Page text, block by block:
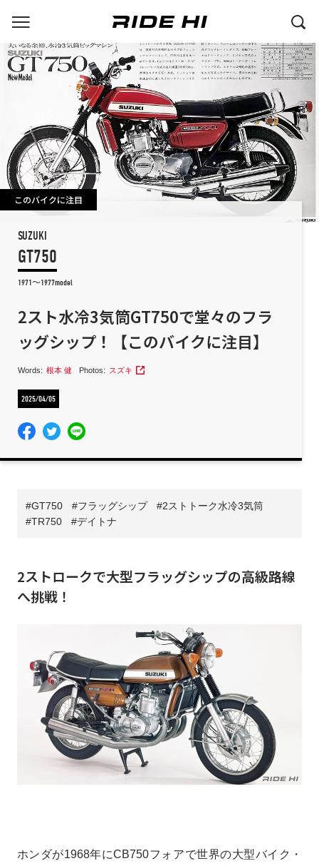
このバイクに注目
SUZUKI
GT750
1971～1977model
2スト水冷3気筒GT750で堂々のフラ
ッグシップ！【このバイクに注目】
Words: 根本 健 Photos: スズキ
2025/04/05
GT750 フラッグシップ
2ストトーク水冷3気筒
TR750
デイトナ
2ストロークで大型フラッグシップの高級路線
へ挑戦！
ホンダが1968年にCB750フォアで世界の大型バイク・